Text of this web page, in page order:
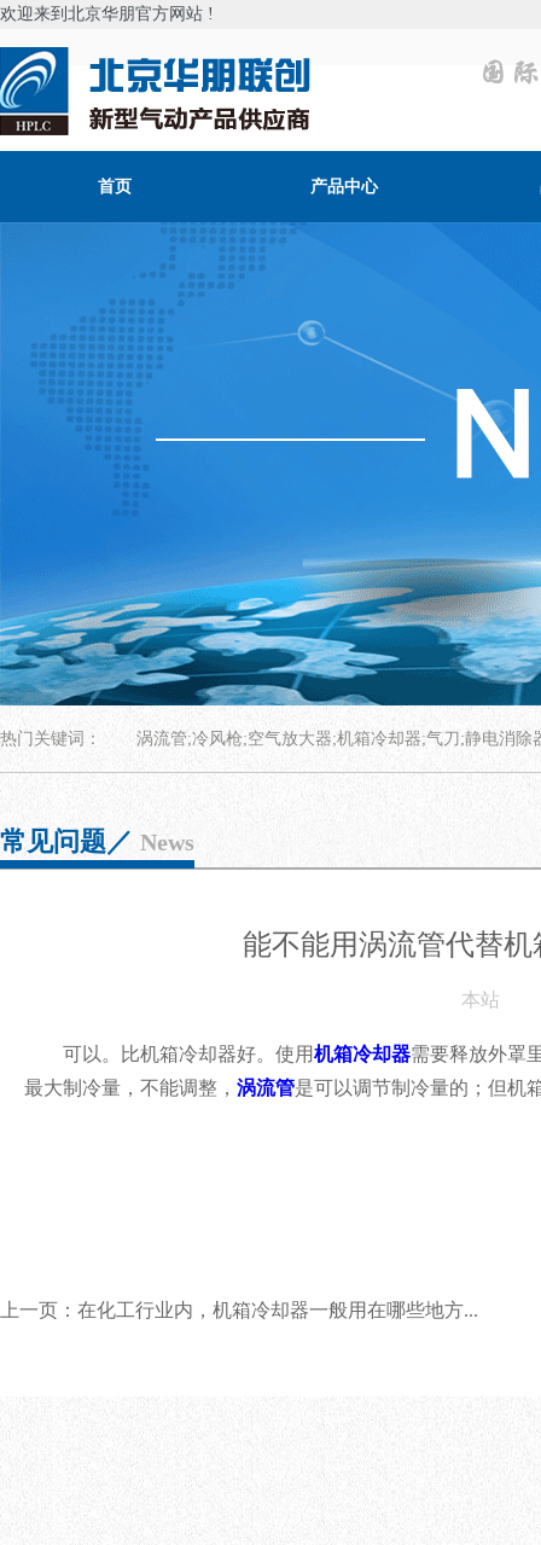
欢迎来到北京华朋官方网站 !
首页 产品中心
热门关键词： 涡流管;冷风枪;空气放大器;机箱冷却器;气刀;静电消除
常见问题／ News
能不能用涡流管代替
本站
可以。比机箱冷却器好。使用机箱冷却器需要释放外罩
最大制冷量，不能调整， 涡流管是可以调节制冷量的；但机
上一页：在化工行业内，机箱冷却器一般用在哪些地方...